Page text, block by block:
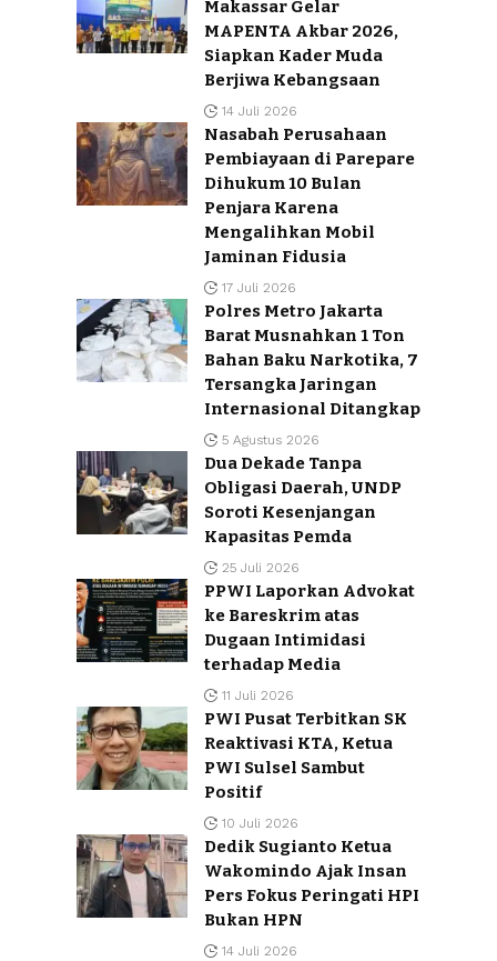
Makassar Gelar
MAPENTA Akbar 2026,
Siapkan Kader Muda
Berjiwa Kebangsaan
14 Juli 2026
Nasabah Perusahaan
Pembiayaan di Parepare
Dihukum 10 Bulan
Penjara Karena
Mengalihkan Mobil
Jaminan Fidusia
17 Juli 2026
Polres Metro Jakarta
Barat Musnahkan 1 Ton
Bahan Baku Narkotika, 7
Tersangka Jaringan
Internasional Ditangkap
5 Agustus 2026
Dua Dekade Tanpa
Obligasi Daerah, UNDP
Soroti Kesenjangan
Kapasitas Pemda
25 Juli 2026
PPWI Laporkan Advokat
ke Bareskrim atas
Dugaan Intimidasi
terhadap Media
11 Juli 2026
PWI Pusat Terbitkan SK
Reaktivasi KTA, Ketua
PWI Sulsel Sambut
Positif
10 Juli 2026
Dedik Sugianto Ketua
Wakomindo Ajak Insan
Pers Fokus Peringati HPI
Bukan HPN
14 Juli 2026